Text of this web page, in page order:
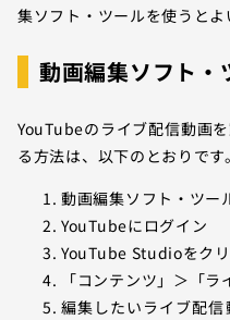
集ソフト・ツールを使うとよ
動画編集ソフト・
YouTubeのライブ配信動画
る方法は、以下のとおりです。
動画編集ソフト・ツー
YouTubeにログイン
YouTube Studioをク
「コンテンツ」＞「
編集したいライブ配信